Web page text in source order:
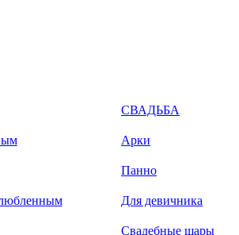
СВАДЬБА
Арки
Панно
Для девичника
Свадебные шары